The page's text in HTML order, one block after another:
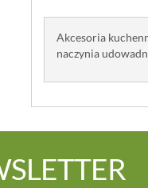
Akcesoria
naczynia